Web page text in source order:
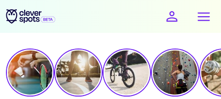
cleverspots - Sport